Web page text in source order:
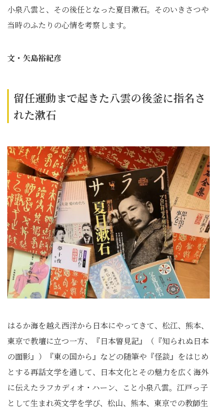
小泉八雲と、その後任となった夏目漱石。そのいきさつや
当時のふたりの心情を考察します。
文・矢島裕紀彦
留任運動まで起きた八雲の後釜に指名さ
れた漱石
はるか海を越え西洋から日本にやってきて、松江、熊本、
東京で教壇に立つ一方、『日本瞥見記』（『知られぬ日本
の面影』）『東の国から』などの随筆や『怪談』をはじめ
とする再話文学を通して、日本文化とその魅力を広く海外
に伝えたラフカディオ・ハーン、こと小泉八雲。江戸っ子
として生まれ英文学を学び、松山、熊本、東京での教師生